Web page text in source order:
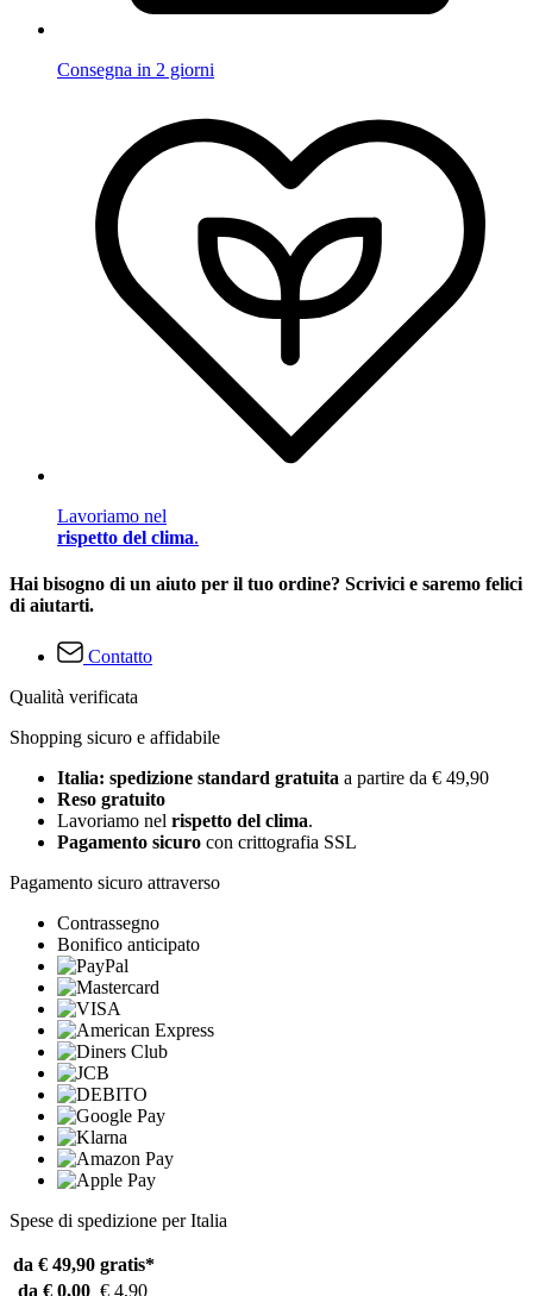
Consegna in 2 giorni
Lavoriamo nel
rispetto del clima.
Hai bisogno di un aiuto per il tuo ordine? Scrivici e saremo felici
di aiutarti.
Contatto
Qualità verificata
Shopping sicuro e affidabile
Italia: spedizione standard gratuita a partire da € 49,90
Reso gratuito
Lavoriamo nel rispetto del clima.
Pagamento sicuro con crittografia SSL
Pagamento sicuro attraverso
Contrassegno
Bonifico anticipato
Spese di spedizione per Italia
da € 49,90 gratis*
da € 0,00 € 4,90